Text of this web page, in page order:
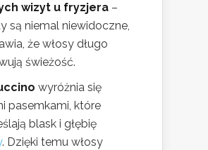
wizyt u fryzjera –
są niemal niewidoczne,
że włosy długo
świeżość.
wyróżnia się
pasemkami, które
blask i głębię
. Dzięki temu włosy